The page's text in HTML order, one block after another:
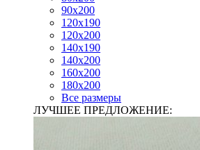
90х200
120х190
120х200
140х190
140х200
160х200
180х200
Все размеры
ЛУЧШЕЕ ПРЕДЛОЖЕНИЕ: